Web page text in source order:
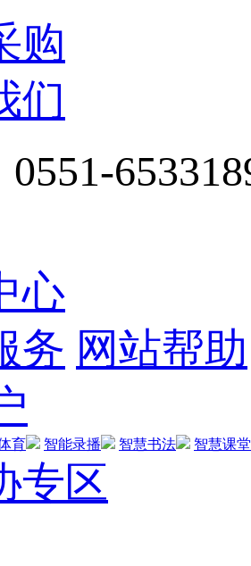
购
们
0551-
心
务 网站帮助
育 智能录播 智慧书法 智慧课堂
专区